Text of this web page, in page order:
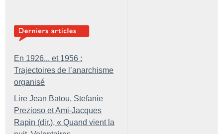
En 1926... et 1956 :
Trajectoires de l’anarchisme
organisé
Lire Jean Batou, Stefanie
Prezioso et Ami-Jacques
Rapin (dir.), « Quand vient la